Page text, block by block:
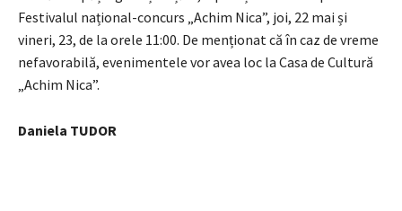
Festivalul național-concurs „Achim Nica”, joi, 22 mai și
vineri, 23, de la orele 11:00. De menționat că în caz de vreme
nefavorabilă, evenimentele vor avea loc la Casa de Cultură
„Achim Nica”.
Daniela TUDOR